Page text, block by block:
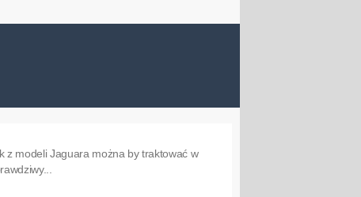
z modeli Jaguara można by traktować w